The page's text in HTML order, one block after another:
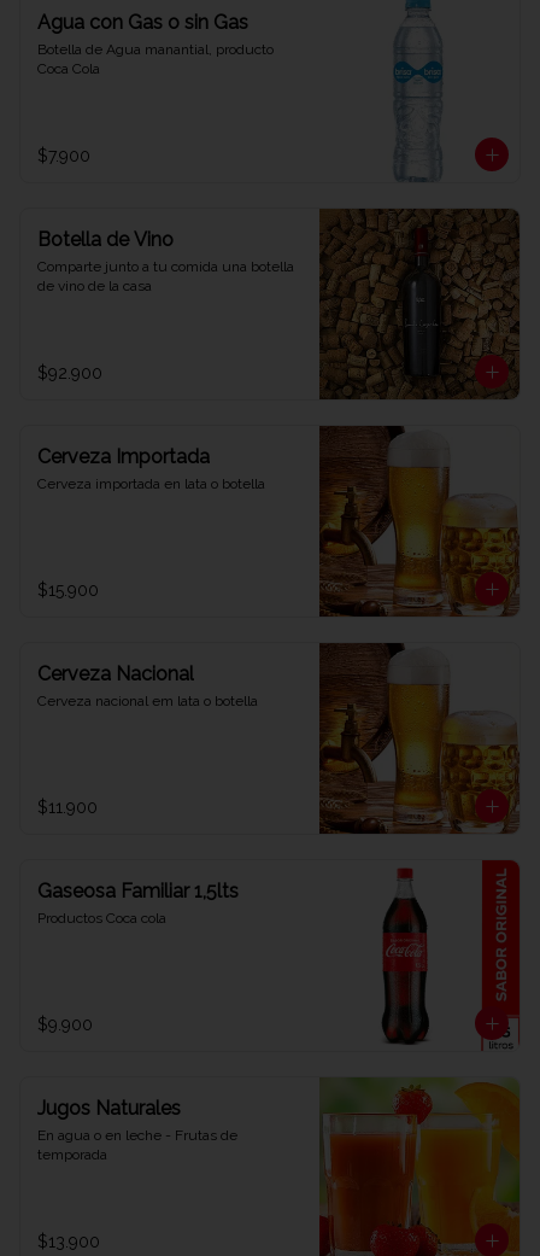
Agua con Gas o sin Gas
Botella de Agua manantial, producto
Coca Cola
$7.900
Botella de Vino
Comparte junto a tu comida una botella
de vino de la casa
$92.900
Cerveza Importada
Cerveza importada en lata o botella
$15.900
Cerveza Nacional
Cerveza nacional em lata o botella
$11.900
Gaseosa Familiar 1,5lts
Productos Coca cola
$9.900
Jugos Naturales
En agua o en leche - Frutas de
temporada
$13.900